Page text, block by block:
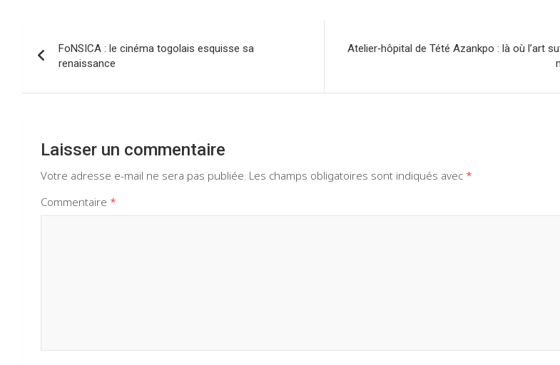
o
k
p
p
m
de
l’article
FoNSICA : le cinéma togolais esquisse sa
renaissance
Atelier‑hôpital de Tété Azankpo : là où l’art
Laisser un commentaire
Votre adresse e-mail ne sera pas publiée. Les champs obligatoires sont indiqués avec *
Commentaire *